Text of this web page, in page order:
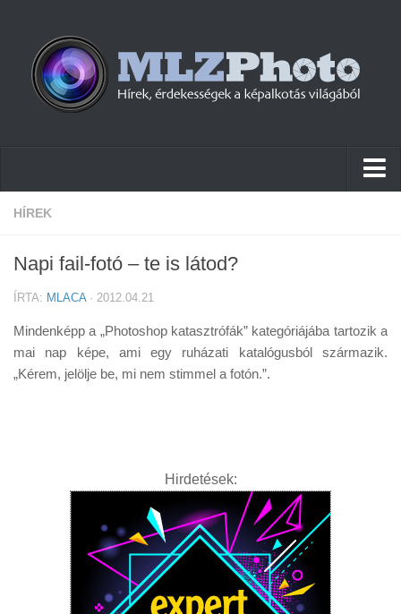
Hírek
Cikkek
Firmware
Tudástár
HÍREK
Napi fail-fotó – te is látod?
ÍRTA: MLACA· 2012.04.21
Mindenképp a „Photoshop katasztrófák” kategóriájába tartozik a
mai nap képe, ami egy ruházati katalógusból származik.
„Kérem, jelölje be, mi nem stimmel a fotón.”.
Hirdetések: